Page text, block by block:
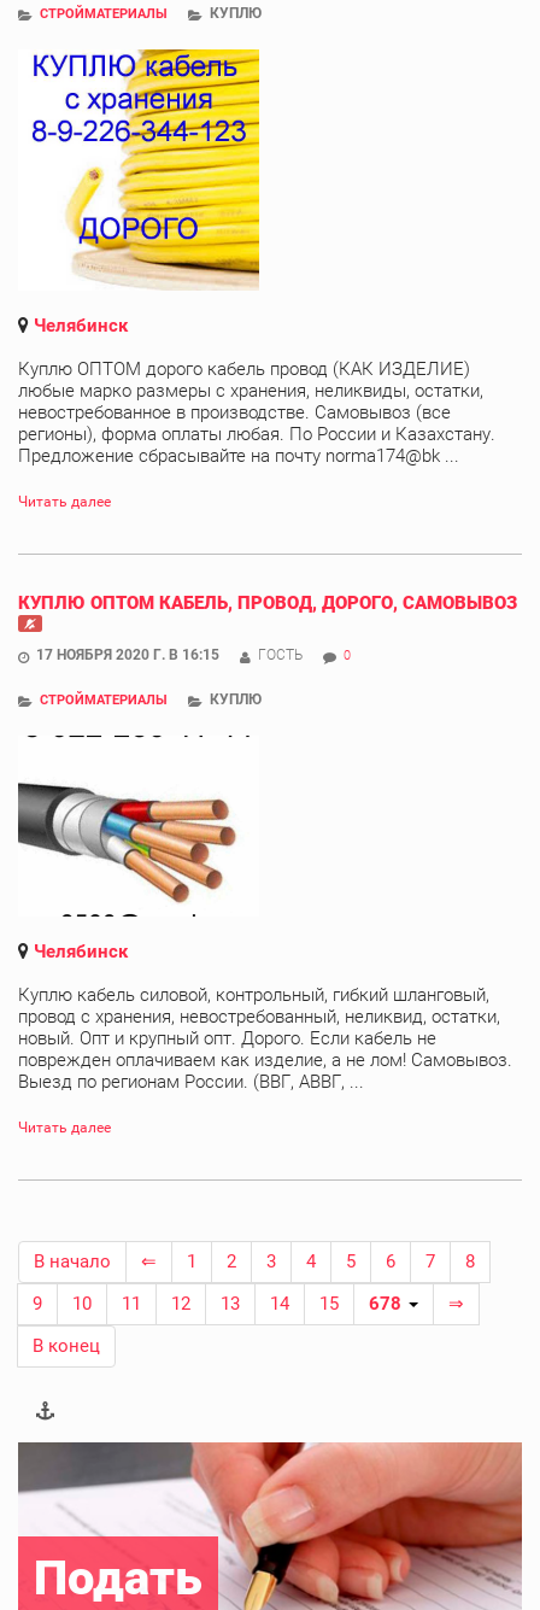
СТРОЙМАТЕРИАЛЫ КУПЛЮ
Челябинск
Куплю ОПТОМ дорого кабель провод (КАК ИЗДЕЛИЕ)
любые марко размеры с хранения, неликвиды, остатки,
невостребованное в производстве. Самовывоз (все
регионы), форма оплаты любая. По России и Казахстану.
Предложение сбрасывайте на почту norma174@bk ...
Читать далее
КУПЛЮ ОПТОМ КАБЕЛЬ, ПРОВОД, ДОРОГО, САМОВЫВОЗ
17 НОЯБРЯ 2020 Г. В 16:15 ГОСТЬ 0
СТРОЙМАТЕРИАЛЫ КУПЛЮ
Челябинск
Куплю кабель силовой, контрольный, гибкий шланговый,
провод с хранения, невостребованный, неликвид, остатки,
новый. Опт и крупный опт. Дорого. Если кабель не
поврежден оплачиваем как изделие, а не лом! Самовывоз.
Выезд по регионам России. (ВВГ, АВВГ, ...
Читать далее
В начало ⇐ 1 2 3 4 5 6 7
8
9
10 11 12 13 14 15 678
⇒
В конец
Подать